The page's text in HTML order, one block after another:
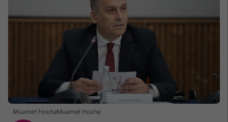
Muamet HoxhaMuamet Hoxha